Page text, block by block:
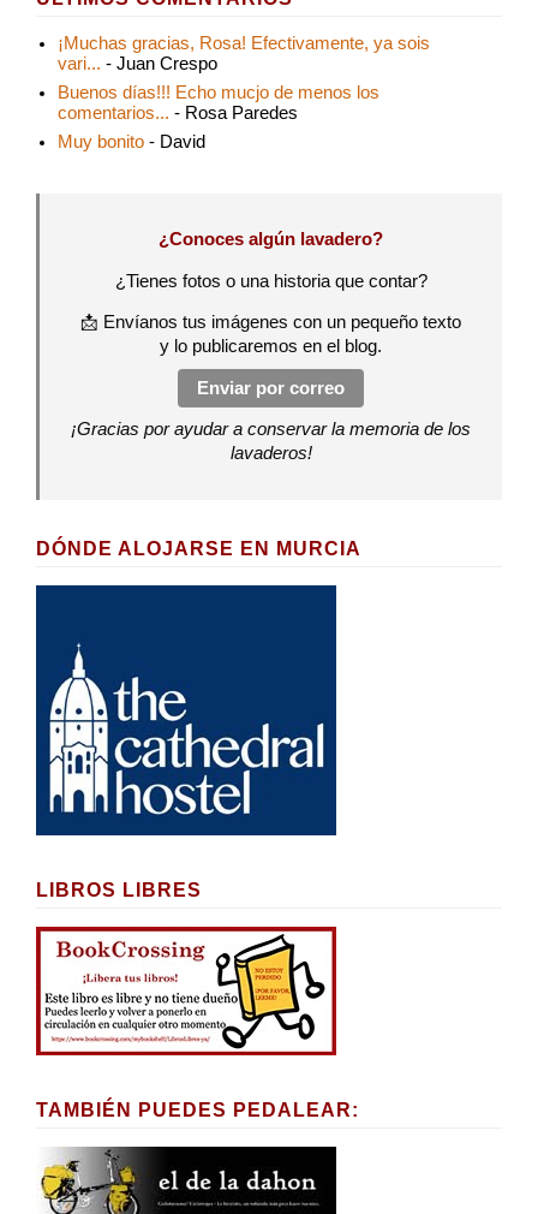
¡Muchas gracias, Rosa! Efectivamente, ya sois
vari... - Juan Crespo
Buenos días!!! Echo mucjo de menos los
comentarios... - Rosa Paredes
Muy bonito - David
¿Conoces algún lavadero?
¿Tienes fotos o una historia que contar?
📩 Envíanos tus imágenes con un pequeño texto
y lo publicaremos en el blog.
Enviar por correo
¡Gracias por ayudar a conservar la memoria de los
lavaderos!
DÓNDE ALOJARSE EN MURCIA
LIBROS LIBRES
TAMBIÉN PUEDES PEDALEAR: